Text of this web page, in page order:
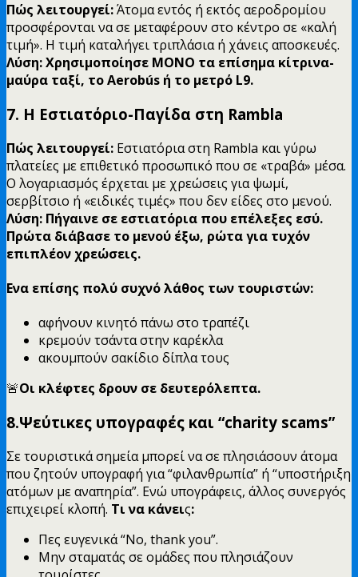
Πώς λειτουργεί:Άτομα εντός ή εκτός αεροδρομίου
προσφέρονται να σε μεταφέρουν στο κέντρο σε «καλή
τιμή». Η τιμή καταλήγει τριπλάσια ή χάνεις αποσκευές.
Λύση: Χρησιμοποίησε ΜΟΝΟ τα επίσημα κίτρινα-
μαύρα ταξί, το Aerobús ή το μετρό L9.
7. Η Εστιατόριο-Παγίδα στη Rambla
Πώς λειτουργεί: Εστιατόρια στη Rambla και γύρω
πλατείες με επιθετικό προσωπικό που σε «τραβά» μέσα.
Ο λογαριασμός έρχεται με χρεώσεις για ψωμί,
σερβίτσιο ή «ειδικές τιμές» που δεν είδες στο μενού.
Λύση: Πήγαινε σε εστιατόρια που επέλεξες εσύ.
Πρώτα διάβασε το μενού έξω, ρώτα για τυχόν
επιπλέον χρεώσεις.
Ενα επίσης πολύ συχνό λάθος των τουριστών:
αφήνουν κινητό πάνω στο τραπέζι
κρεμούν τσάντα στην καρέκλα
ακουμπούν σακίδιο δίπλα τους
🚨Οι κλέφτες δρουν σε δευτερόλεπτα.
8.Ψεύτικες υπογραφές και “charity scams”
Σε τουριστικά σημεία μπορεί να σε πλησιάσουν άτομα
που ζητούν υπογραφή για “φιλανθρωπία” ή “υποστήριξη
ατόμων με αναπηρία”. Ενώ υπογράφεις, άλλος συνεργός
επιχειρεί κλοπή. Τι να κάνεις:
Πες ευγενικά “No, thank you”.
Μην σταματάς σε ομάδες που πλησιάζουν